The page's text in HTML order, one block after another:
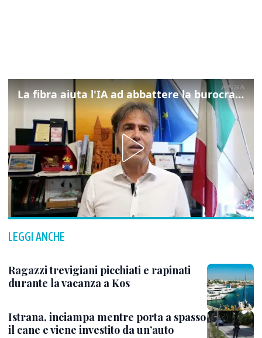
La fibra aiuta l'IA ad abbattere la burocrazia, progetto pilota in Veneto
LEGGI ANCHE
Ragazzi trevigiani picchiati e rapinati
durante la vacanza a Kos
Istrana, inciampa mentre porta a spasso
il cane e viene investito da un’auto